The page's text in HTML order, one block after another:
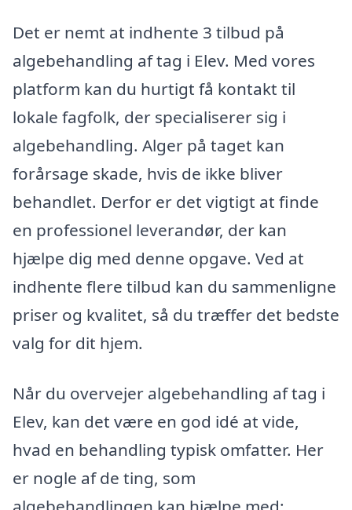
Det er nemt at indhente 3 tilbud på
algebehandling af tag i Elev. Med vores
platform kan du hurtigt få kontakt til
lokale fagfolk, der specialiserer sig i
algebehandling. Alger på taget kan
forårsage skade, hvis de ikke bliver
behandlet. Derfor er det vigtigt at finde
en professionel leverandør, der kan
hjælpe dig med denne opgave. Ved at
indhente flere tilbud kan du sammenligne
priser og kvalitet, så du træffer det bedste
valg for dit hjem.
Når du overvejer algebehandling af tag i
Elev, kan det være en god idé at vide,
hvad en behandling typisk omfatter. Her
er nogle af de ting, som